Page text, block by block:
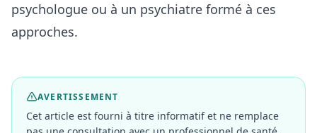
psychologue ou à un psychiatre formé à ces
approches.
AVERTISSEMENT
Cet article est fourni à titre informatif et ne remplace